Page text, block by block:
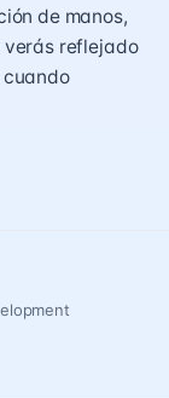
de manos,
verás reflejado